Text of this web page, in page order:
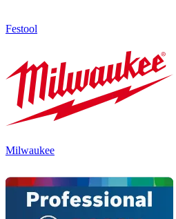
Festool
Milwaukee